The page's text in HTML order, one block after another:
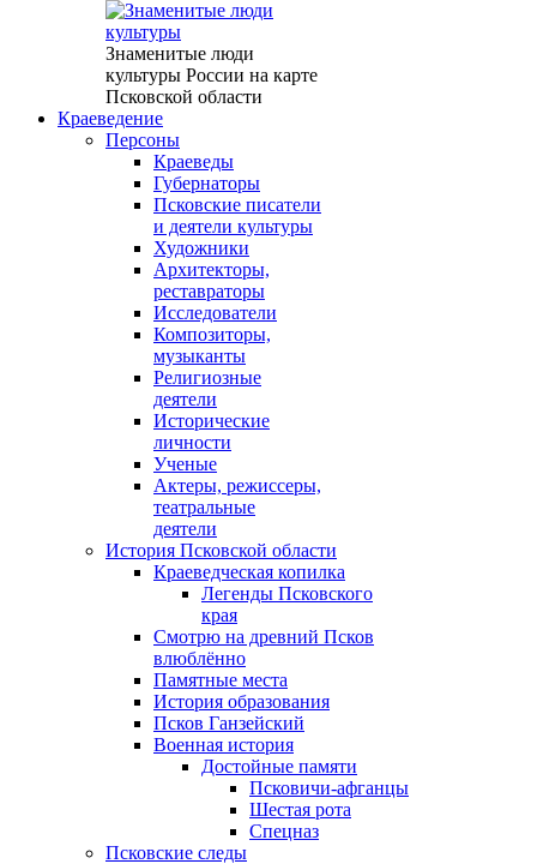
Знаменитые люди
культуры России на карте
Псковской области
Краеведение
Персоны
Краеведы
Губернаторы
Псковские писатели
и деятели культуры
Художники
Архитекторы,
реставраторы
Исследователи
Композиторы,
музыканты
Религиозные
деятели
Исторические
личности
Ученые
Актеры, режиссеры,
театральные
деятели
История Псковской области
Краеведческая копилка
Легенды Псковского
края
Смотрю на древний Псков
влюблённо
Памятные места
История образования
Псков Ганзейский
Военная история
Достойные памяти
Псковичи-афганцы
Шестая рота
Спецназ
Псковские следы